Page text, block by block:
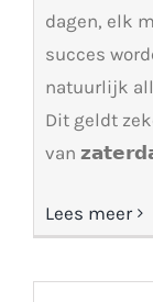
dagen, elk
succes
natuurlijk
Dit geldt
van
Lees meer